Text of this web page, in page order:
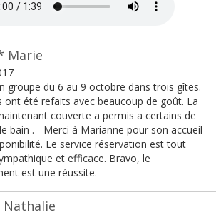
Marie
groupe du 6 au 9 octobre dans trois gîtes.
ont été refaits avec beaucoup de goût. La
couverte a permis a certains de
bain . - Merci à Marianne pour son accueil
Le service réservation est tout
et efficace. Bravo, le
est une réussite.